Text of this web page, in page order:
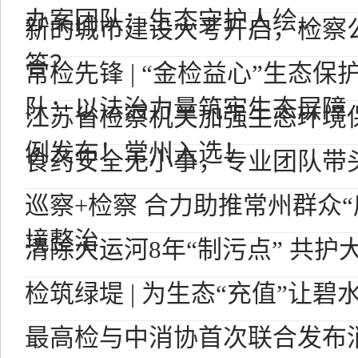
办案团队：生态守护人绘...
新的城市建设大考开启，检察
答？
常检先锋 | “金检益心”生态保
队：以法治力量筑牢生态屏障
江苏省检察机关加强生态环境
例发布！常州入选！
食药安全无小事，专业团队带
巡察+检察 合力助推常州群众
境整治
清除大运河8年“制污点” 共护
检筑绿堤 | 为生态“充值”让碧
最高检与中消协首次联合发布